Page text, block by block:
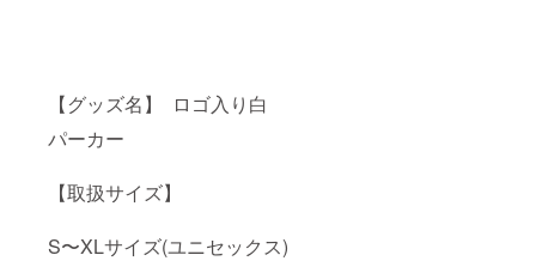
【グッズ名】 ロゴ入り白
パーカー
【取扱サイズ】
S〜XLサイズ(ユニセックス)